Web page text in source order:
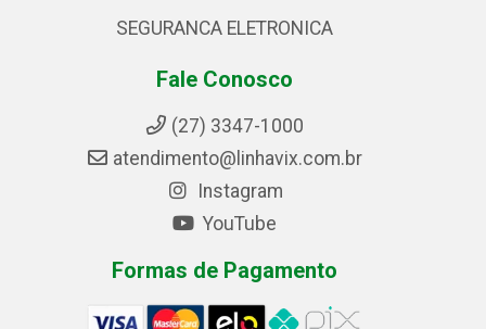
SEGURANCA ELETRONICA
Fale Conosco
(27) 3347-1000
atendimento@linhavix.com.br
Instagram
YouTube
Formas de Pagamento